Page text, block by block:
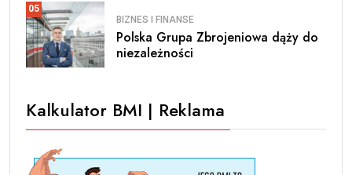
05
BIZNES I FINANSE
Polska Grupa Zbrojeniowa dąży do
niezależności
Kalkulator BMI | Reklama